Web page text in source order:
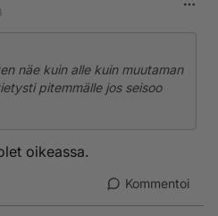
näe kuin alle kuin muutaman
pitemmälle jos seisoo
oikeassa.
Kommentoi